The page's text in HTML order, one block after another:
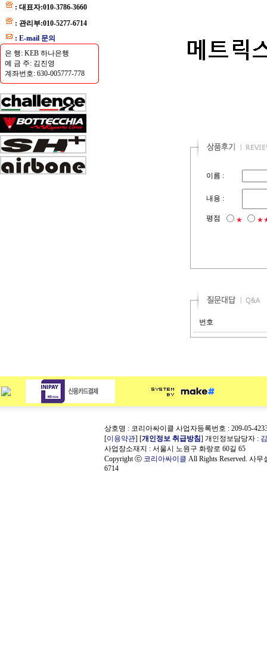
: 대표자:010-3786-3660
: 관리부:010-5277-6714
: E-mail 문의
은 행: KEB 하나은행
예 금 주: 김진영
계좌번호: 630-005777-778
이름 :
내용 :
평점 ★
번호
상호명 : 코리아싸이클 사업자등록번호 : 209-05-
[이용약관] [개인정보 취급방침] 개인정보담당자 :
사업장소재지 : 서울시 노원구 화랑로 60길 65
Copyright ⓒ 코리아싸이클 All Rights Reserved. 사무
6714